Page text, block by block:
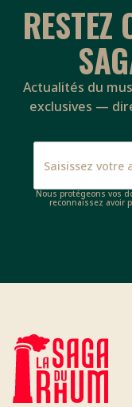
RESTEZ
Actualités du
exclusives —
Nous protégeons vos
reconnaissez avoir